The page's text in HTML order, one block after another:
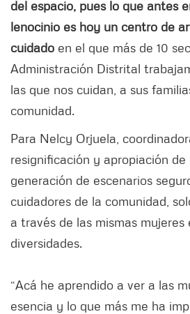
del espacio, pues lo que antes
lenocinio es hoy un centro de
cuidado en el que más de 10
Administración Distrital
las que nos cuidan, a sus
comunidad.
Para Nelcy Orjuela,
resignificación y apropiación de
generación de escenarios
cuidadores de la comunidad,
a través de las mismas mujeres
diversidades.
“Acá he aprendido a ver a las
esencia y lo que más me ha